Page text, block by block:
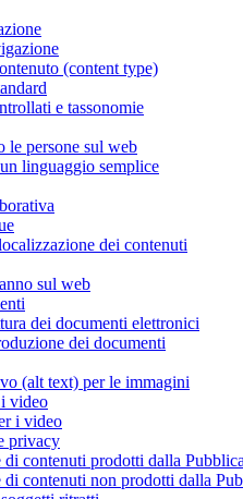
(content type)
e tassonomie
le persone sul web
linguaggio semplice
dei contenuti
sul web
dei documenti elettronici
dei documenti
(alt text) per le immagini
video
i video
privacy
di contenuti prodotti dalla
di contenuti non prodotti dalla